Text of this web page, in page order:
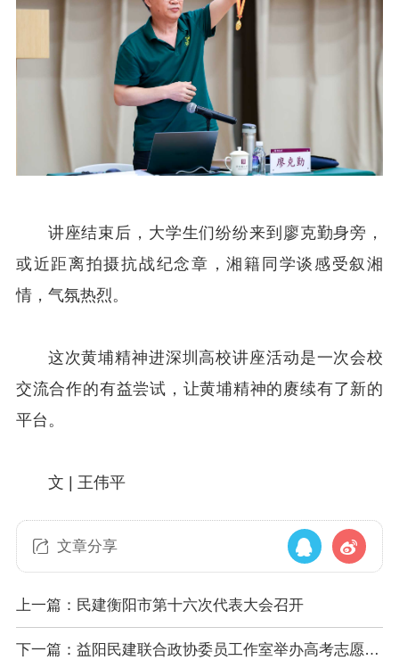
讲座结束后，大学生们纷纷来到廖克勤身旁，
或近距离拍摄抗战纪念章，湘籍同学谈感受叙湘
情，气氛热烈。
这次黄埔精神进深圳高校讲座活动是一次会校
交流合作的有益尝试，让黄埔精神的赓续有了新的
平台。
文 | 王伟平
文章分享
上一篇：民建衡阳市第十六次代表大会召开
下一篇：益阳民建联合政协委员工作室举办高考志愿填